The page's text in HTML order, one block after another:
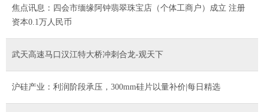
焦点讯息：四会市缅缘阿钟翡翠珠宝店（个体工商户）成立 注册
资本0.1万人民币
武天高速马口汉江特大桥冲刺合龙-观天下
沪硅产业：利润阶段承压，300mm硅片以量补价|每日精选